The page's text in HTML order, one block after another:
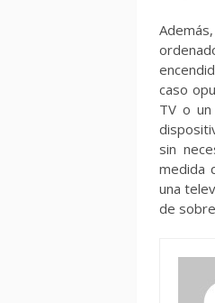
caso
TV o
sin
medida
una
de